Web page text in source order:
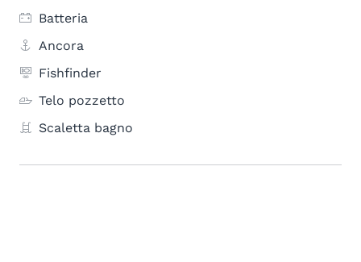
Batteria
Ancora
Fishfinder
Telo pozzetto
Scaletta bagno